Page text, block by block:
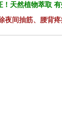
天然植物萃取
夜间抽筋、腰背